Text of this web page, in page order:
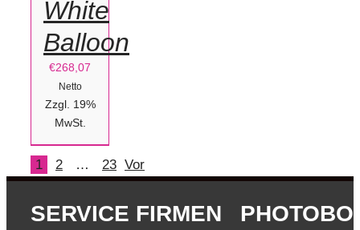
White
Balloon
€268,07
Netto
Zzgl. 19%
MwSt.
1 2 … 23 Vor
SERVICE FIRMEN